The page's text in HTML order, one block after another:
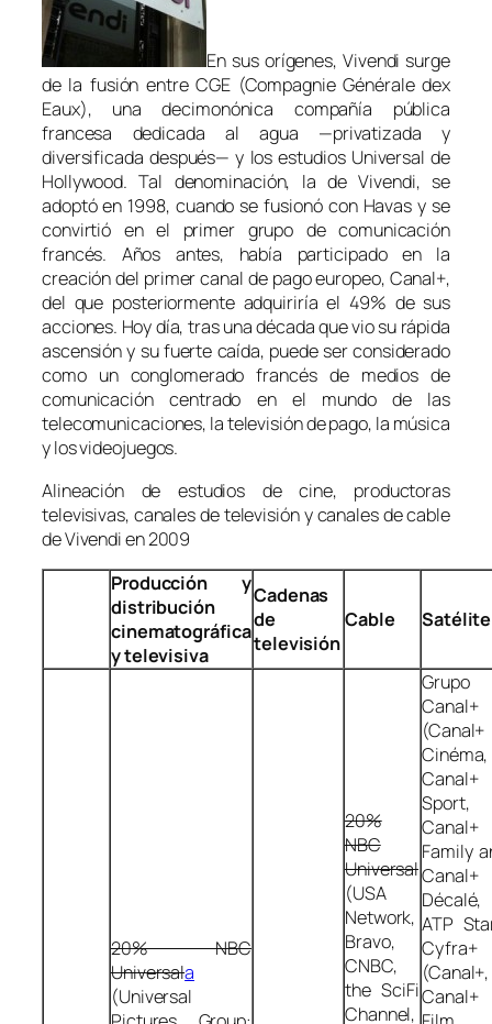
En sus orígenes, Vivendi surge
de la fusión entre CGE (Compagnie Générale dex
Eaux), una decimonónica compañía pública
francesa dedicada al agua —privatizada y
diversificada después— y los estudios Universal de
Hollywood. Tal denominación, la de Vivendi, se
adoptó en 1998, cuando se fusionó con Havas y se
convirtió en el primer grupo de comunicación
francés. Años antes, había participado en la
creación del primer canal de pago europeo, Canal+,
del que posteriormente adquiriría el 49% de sus
acciones. Hoy día, tras una década que vio su rápida
ascensión y su fuerte caída, puede ser considerado
como un conglomerado francés de medios de
comunicación centrado en el mundo de las
telecomunicaciones, la televisión de pago, la música
y los videojuegos.
Alineación de estudios de cine, productoras
televisivas, canales de televisión y canales de cable
de Vivendi en 2009
Producción y
distribución
cinematográfica
y televisiva
Cadenas
de
televisión
Cable Satélite
20% NBC
Universala
(Universal
20%
NBC
Universal
(USA
Network,
Bravo,
CNBC,
the SciFi
Channel,
Grupo
Canal+
(Canal+
Cinéma,
Canal+
Sport,
Canal+
Family
Canal+
Décalé,
ATP
Cyfra+
(Canal+,
Canal+